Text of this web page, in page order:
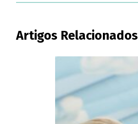
Artigos Relacionados